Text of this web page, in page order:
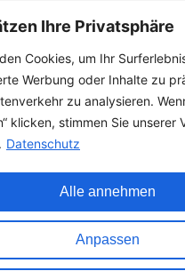
Ihre Privatsphäre
Cookies, um Ihr
Werbung oder Inhalte zu
zu analysieren.
klicken, stimmen Sie unserer
Datenschutz
Anpassen
Alle annehmen
0043 662-82 71 00-0